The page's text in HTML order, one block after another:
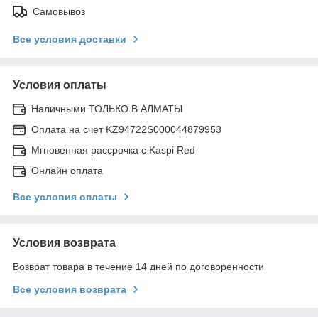
Самовывоз
Все условия доставки
Условия оплаты
Наличными ТОЛЬКО В АЛМАТЫ
Оплата на счет KZ94722S000044879953
Мгновенная рассрочка с Kaspi Red
Онлайн оплата
Все условия оплаты
Условия возврата
Возврат товара в течение 14 дней по договоренности
Все условия возврата